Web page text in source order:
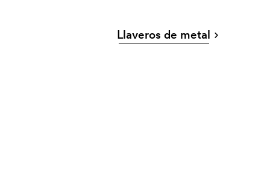
Llaveros de metal